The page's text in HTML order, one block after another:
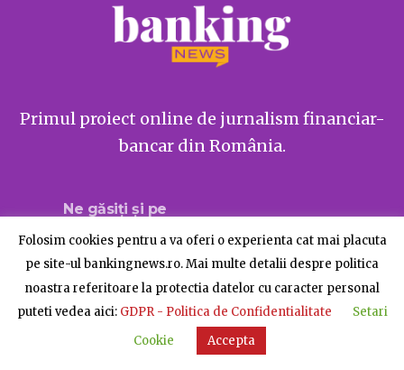
Primul proiect online de jurnalism financiar-
bancar din România.
Ne găsiți și pe
© BankingNews - Toate drepturile rezervate
Despre BankingNews Contact Publicitate
Folosim cookies pentru a va oferi o experienta cat mai placuta
pe site-ul bankingnews.ro. Mai multe detalii despre politica
noastra referitoare la protectia datelor cu caracter personal
puteti vedea aici: GDPR - Politica de Confidentialitate
Setari
Cookie
Accepta